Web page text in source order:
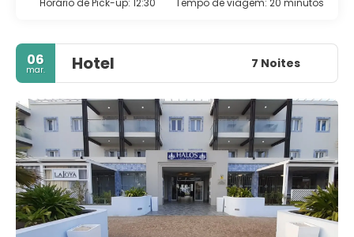
Horário de Pick-up: 12:30 Tempo de viagem: 20 minutos
06
mar. Hotel 7 Noites